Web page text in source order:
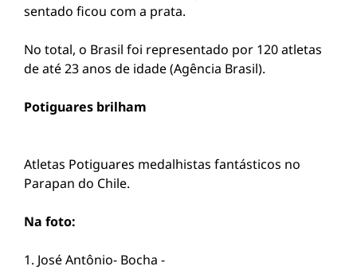
sentado ficou com a prata.
No total, o Brasil foi representado por 120 atletas
de até 23 anos de idade (Agência Brasil).
Potiguares brilham
Atletas Potiguares medalhistas fantásticos no
Parapan do Chile.
Na foto:
1. José Antônio- Bocha -